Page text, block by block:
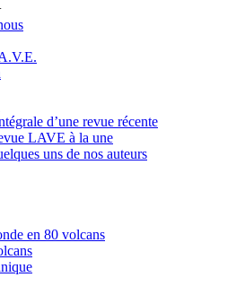
d’une revue récente
LAVE à la une
uns de nos auteurs
en 80 volcans